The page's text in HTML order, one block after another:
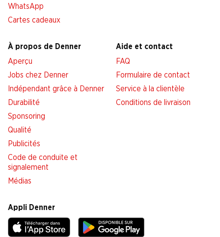
WhatsApp
Cartes cadeaux
À propos de Denner
Aperçu
Jobs chez Denner
Indépendant grâce à Denner
Durabilité
Sponsoring
Qualité
Publicités
Code de conduite et
signalement
Médias
Aide et contact
FAQ
Formulaire de contact
Service à la clientèle
Conditions de livraison
Appli Denner